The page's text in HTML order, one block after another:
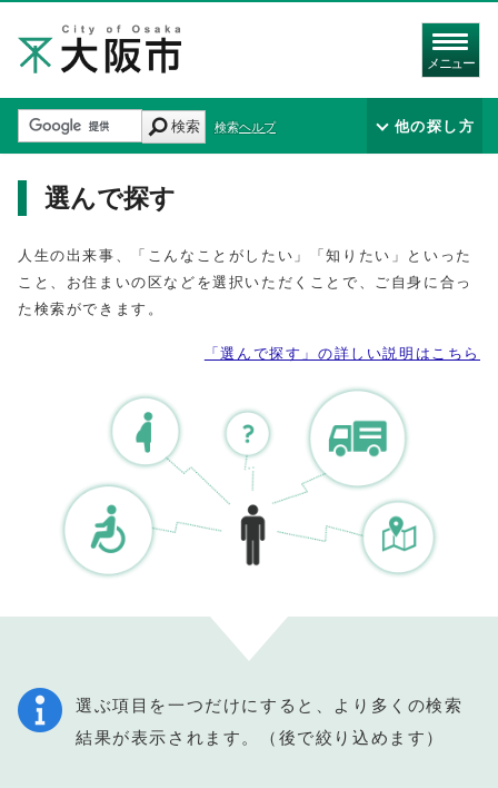
メニュー
検索 検索ヘルプ 他の探し方
選んで探す
人生の出来事、「こんなことがしたい」「知りたい」といった
こと、お住まいの区などを選択いただくことで、ご自身に合っ
た検索ができます。
「選んで探す」の詳しい説明はこちら
選ぶ項目を一つだけにすると、より多くの検索
結果が表示されます。（後で絞り込めます）